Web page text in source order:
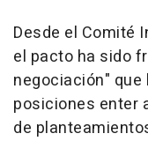
Desde el Comité
el pacto ha sido
negociación"
posiciones enter
de